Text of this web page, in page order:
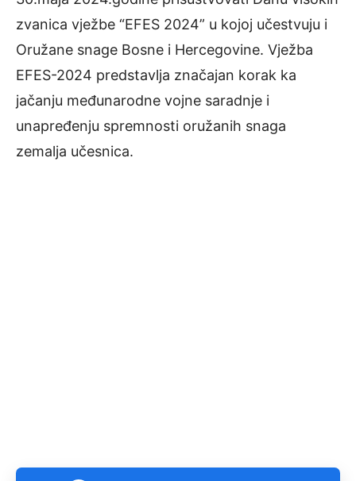
zvanica vježbe “EFES 2024” u kojoj učestvuju i
Oružane snage Bosne i Hercegovine. Vježba
EFES-2024 predstavlja značajan korak ka
jačanju međunarodne vojne saradnje i
unapređenju spremnosti oružanih snaga
zemalja učesnica.